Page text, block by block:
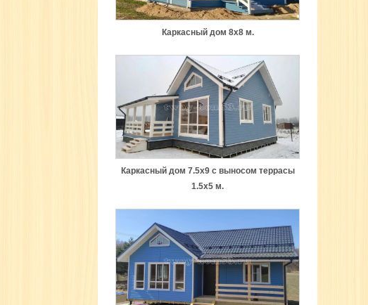
Каркасный дом 8х8 м.
Каркасный дом 7.5х9 с выносом террасы
1.5х5 м.